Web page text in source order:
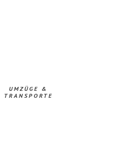
UMZÜGE &
TRANSPORTE